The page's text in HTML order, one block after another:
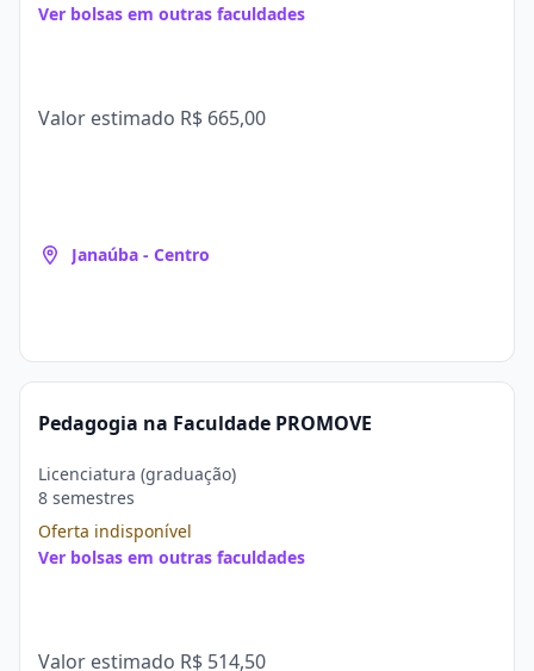
Ver bolsas em outras faculdades
Valor estimado R$ 665,00
Janaúba - Centro
Pedagogia na Faculdade PROMOVE
Licenciatura (graduação)
8 semestres
Oferta indisponível
Ver bolsas em outras faculdades
Valor estimado R$ 514,50